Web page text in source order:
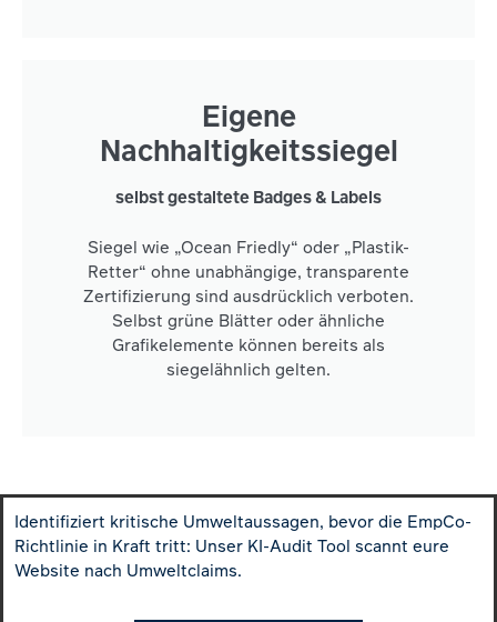
Eigene
Nachhaltigkeitssiegel
selbst gestaltete Badges & Labels
Siegel wie „Ocean Friedly“ oder „Plastik-
Retter“ ohne unabhängige, transparente
Zertifizierung sind ausdrücklich verboten.
Selbst grüne Blätter oder ähnliche
Grafikelemente können bereits als
siegelähnlich gelten.
Identifiziert kritische Umweltaussagen, bevor die EmpCo-
Richtlinie in Kraft tritt: Unser KI-Audit Tool scannt eure
Website nach Umweltclaims.